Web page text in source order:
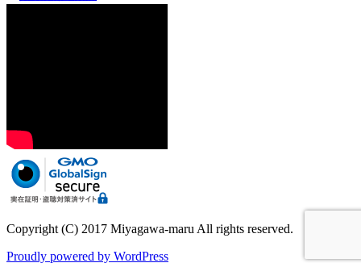
Copyright (C) 2017 Miyagawa-maru All rights reserved.
Proudly powered by WordPress